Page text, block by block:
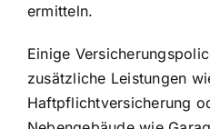
ermitteln.
Einige
zusätzliche Leistungen
Haftpflichtversicherung